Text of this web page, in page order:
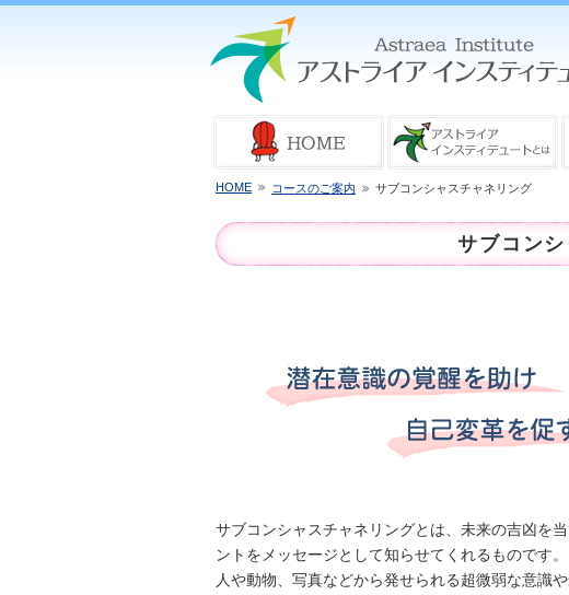
HOME コースのご案内 サブコンシャスチャネリング
サブコン
サブコンシャスチャネリングとは、未来の吉凶を
ントをメッセージとして知らせてくれるものです。
人や動物、写真などから発せられる超微弱な意識